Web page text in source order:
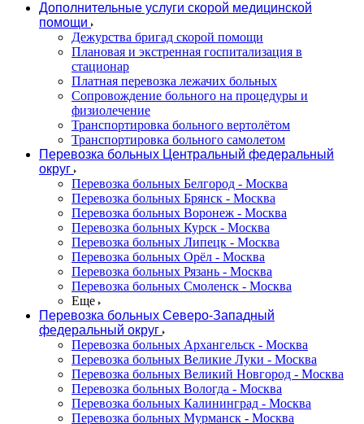
Дополнительные услуги скорой медицинской
помощи
Дежурства бригад скорой помощи
Плановая и экстренная госпитализация в
стационар
Платная перевозка лежачих больных
Сопровождение больного на процедуры и
физиолечение
Транспортировка больного вертолётом
Транспортировка больного самолетом
Перевозка больных Центральный федеральный
округ
Перевозка больных Белгород - Москва
Перевозка больных Брянск - Москва
Перевозка больных Воронеж - Москва
Перевозка больных Курск - Москва
Перевозка больных Липецк - Москва
Перевозка больных Орёл - Москва
Перевозка больных Рязань - Москва
Перевозка больных Смоленск - Москва
Еще
Перевозка больных Северо-Западный
федеральный округ
Перевозка больных Архангельск - Москва
Перевозка больных Великие Луки - Москва
Перевозка больных Великий Новгород - Москва
Перевозка больных Вологда - Москва
Перевозка больных Калининград - Москва
Перевозка больных Мурманск - Москва